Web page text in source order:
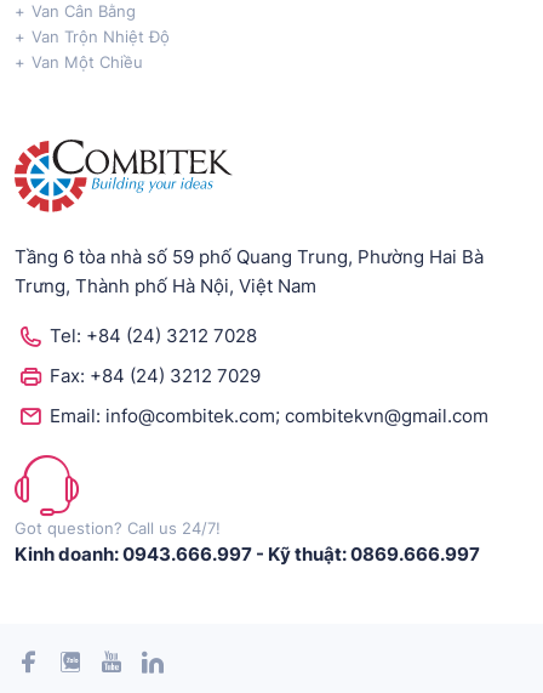
Van Cân Bằng
Van Trộn Nhiệt Độ
Van Một Chiều
Tầng 6 tòa nhà số 59 phố Quang Trung, Phường Hai Bà
Trưng, Thành phố Hà Nội, Việt Nam
Tel: +84 (24) 3212 7028
Fax: +84 (24) 3212 7029
Email: info@combitek.com; combitekvn@gmail.com
Got question? Call us 24/7!
Kinh doanh: 0943.666.997 - Kỹ thuật: 0869.666.997